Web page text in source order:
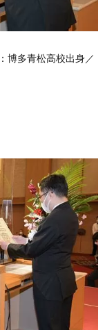
博多青松高校出身／